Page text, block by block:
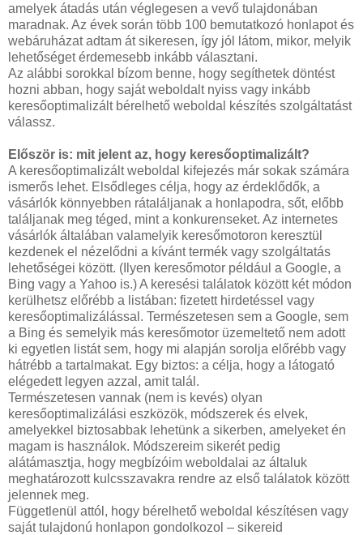
amelyek átadás után véglegesen a vevő tulajdonában
maradnak. Az évek során több 100 bemutatkozó honlapot és
webáruházat adtam át sikeresen, így jól látom, mikor, melyik
lehetőséget érdemesebb inkább választani.
Az alábbi sorokkal bízom benne, hogy segíthetek döntést
hozni abban, hogy saját weboldalt nyiss vagy inkább
keresőoptimalizált bérelhető weboldal készítés szolgáltatást
válassz.
Először is: mit jelent az, hogy keresőoptimalizált?
A keresőoptimalizált weboldal kifejezés már sokak számára
ismerős lehet. Elsődleges célja, hogy az érdeklődők, a
vásárlók könnyebben rátaláljanak a honlapodra, sőt, előbb
találjanak meg téged, mint a konkurenseket. Az internetes
vásárlók általában valamelyik keresőmotoron keresztül
kezdenek el nézelődni a kívánt termék vagy szolgáltatás
lehetőségei között. (Ilyen keresőmotor például a Google, a
Bing vagy a Yahoo is.) A keresési találatok között két módon
kerülhetsz előrébb a listában: fizetett hirdetéssel vagy
keresőoptimalizálással. Természetesen sem a Google, sem
a Bing és semelyik más keresőmotor üzemeltető nem adott
ki egyetlen listát sem, hogy mi alapján sorolja előrébb vagy
hátrébb a tartalmakat. Egy biztos: a célja, hogy a látogató
elégedett legyen azzal, amit talál.
Természetesen vannak (nem is kevés) olyan
keresőoptimalizálási eszközök, módszerek és elvek,
amelyekkel biztosabbak lehetünk a sikerben, amelyeket én
magam is használok. Módszereim sikerét pedig
alátámasztja, hogy megbízóim weboldalai az általuk
meghatározott kulcsszavakra rendre az első találatok között
jelennek meg.
Függetlenül attól, hogy bérelhető weboldal készítésen vagy
saját tulajdonú honlapon gondolkozol – sikereid